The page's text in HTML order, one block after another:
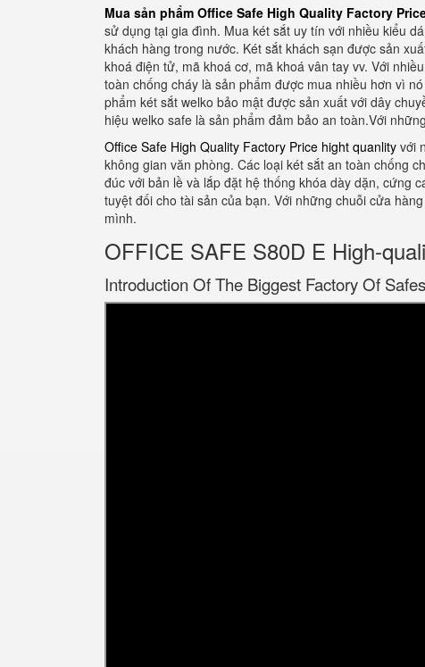
Mua sản phẩm Office Safe High Quality Factory
sử dụng tại gia đình. Mua két sắt uy tín với nhiều kiểu
khách hàng trong nước. Két sắt khách sạn được sản
khoá điện tử, mã khoá cơ, mã khoá vân tay vv. Với
toàn chống cháy là sản phẩm được mua nhiều hơn vì
phẩm két sắt welko bảo mật được sản xuất với dây
hiệu welko safe là sản phẩm đảm bảo an toàn.Với
Office Safe High Quality Factory Price hight quanlity với
không gian văn phòng. Các loại két sắt an toàn chống
đúc với bản lề và lắp đặt hệ thống khóa dày dặn, cứng
tuyệt đối cho tài sản của bạn. Với những chuỗi cửa
mình.
OFFICE SAFE S80D E High-
Introduction Of The Biggest Factory Of